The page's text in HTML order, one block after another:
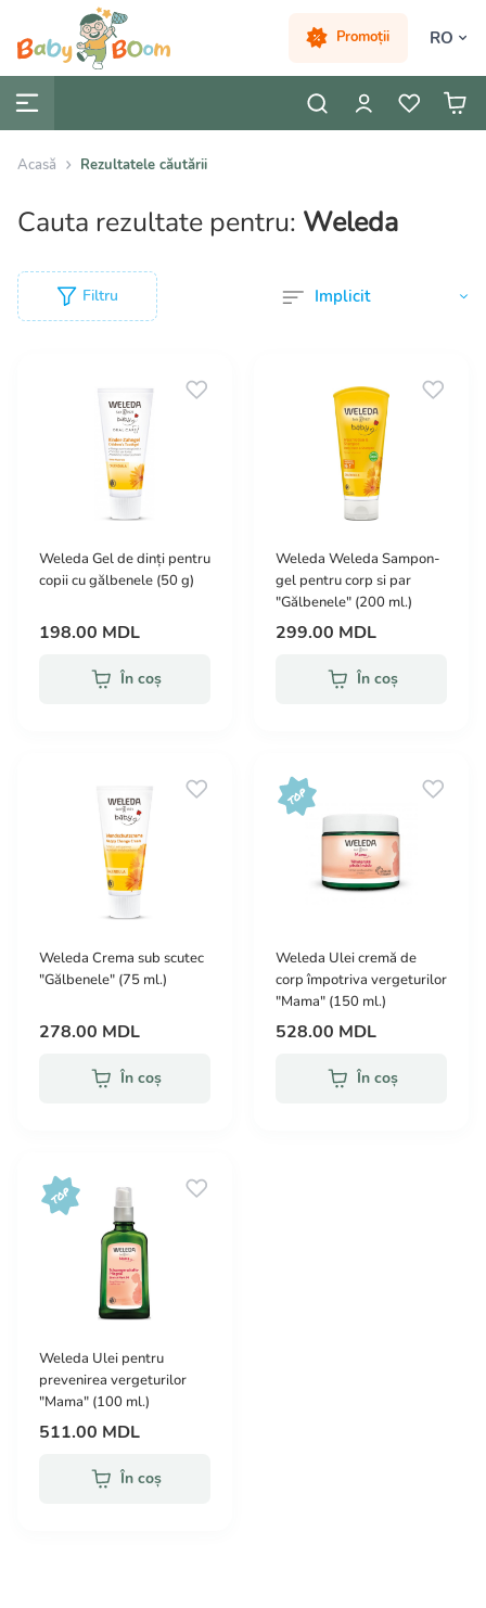
Promoții RO
Acasă Rezultatele căutării
Cauta rezultate pentru: Weleda
Filtru
Weleda Gel de dinți pentru
copii cu gălbenele (50 g)
198.00 MDL
În coș
Weleda Weleda Sampon-
gel pentru corp si par
"Gălbenele" (200 ml.)
299.00 MDL
În coș
Weleda Crema sub scutec
"Gălbenele" (75 ml.)
278.00 MDL
În coș
Weleda Ulei cremă de
corp împotriva vergeturilor
"Mama" (150 ml.)
528.00 MDL
În coș
Weleda Ulei pentru
prevenirea vergeturilor
"Mama" (100 ml.)
511.00 MDL
În coș